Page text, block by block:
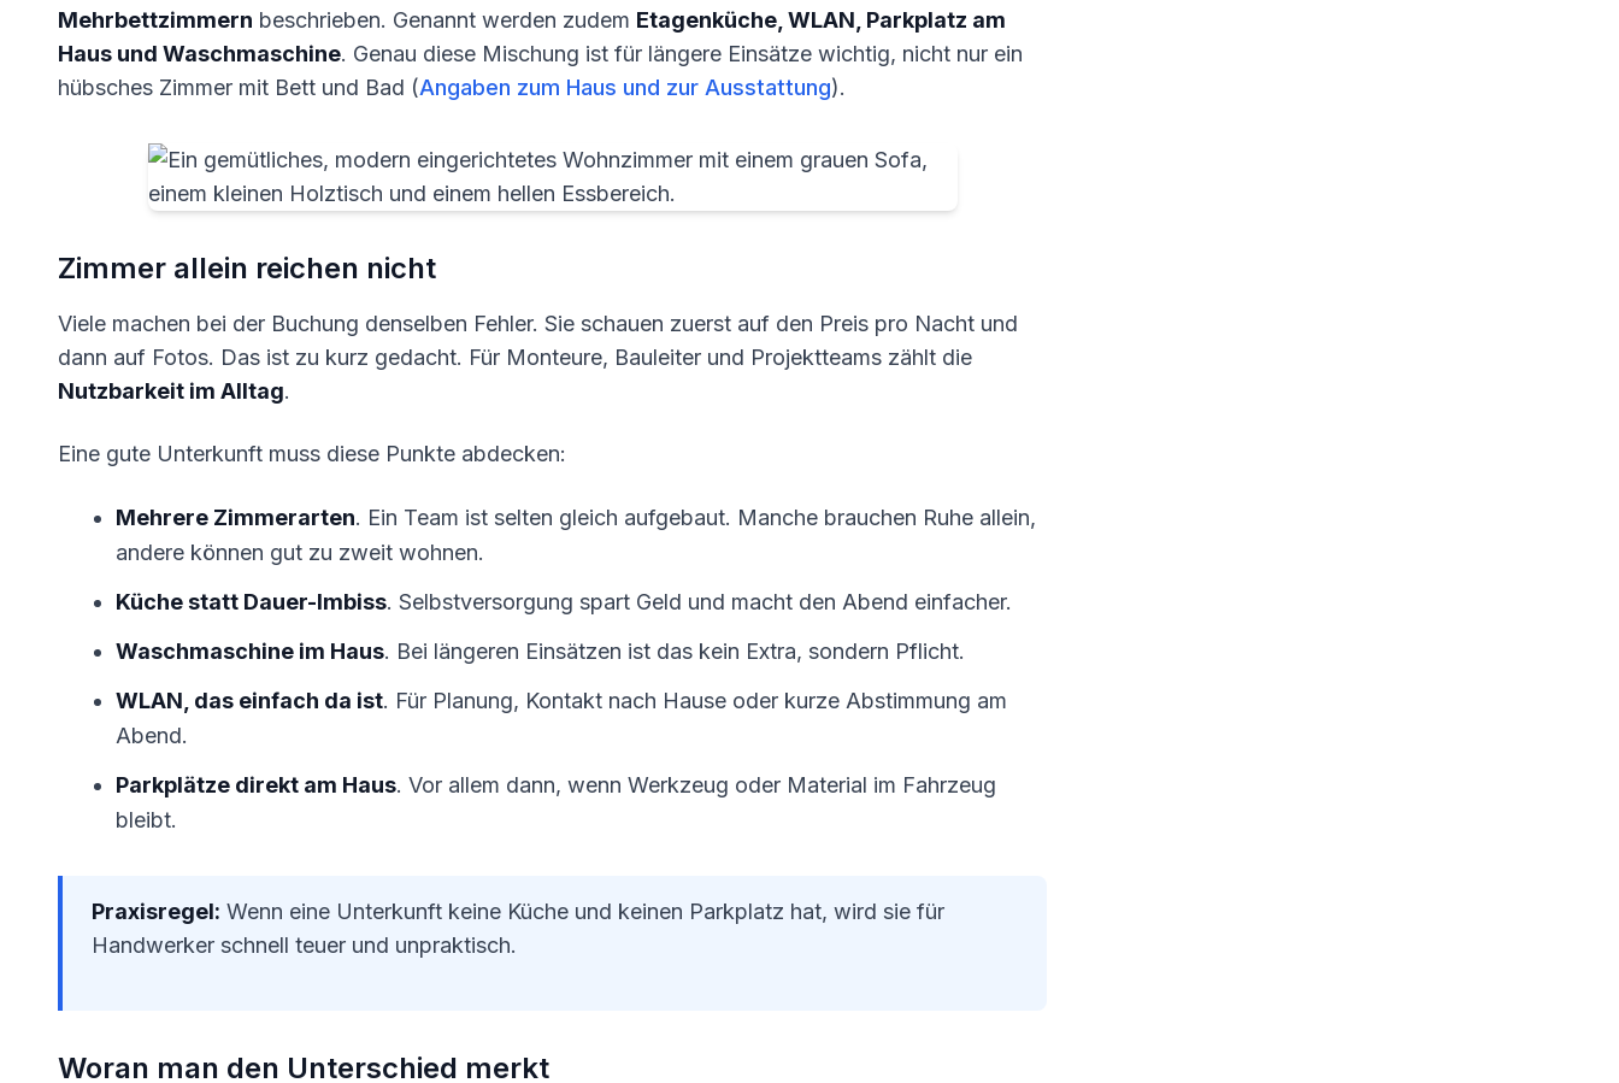
Mehrbettzimmern beschrieben. Genannt werden zudem Etagenküche, WLAN, Parkplatz am
Haus und Waschmaschine. Genau diese Mischung ist für längere Einsätze wichtig, nicht nur ein
hübsches Zimmer mit Bett und Bad (Angaben zum Haus und zur Ausstattung).
Zimmer allein reichen nicht
Viele machen bei der Buchung denselben Fehler. Sie schauen zuerst auf den Preis pro Nacht und
dann auf Fotos. Das ist zu kurz gedacht. Für Monteure, Bauleiter und Projektteams zählt die
Nutzbarkeit im Alltag.
Eine gute Unterkunft muss diese Punkte abdecken:
Mehrere Zimmerarten. Ein Team ist selten gleich aufgebaut. Manche brauchen Ruhe allein,
andere können gut zu zweit wohnen.
Küche statt Dauer-Imbiss. Selbstversorgung spart Geld und macht den Abend einfacher.
Waschmaschine im Haus. Bei längeren Einsätzen ist das kein Extra, sondern Pflicht.
WLAN, das einfach da ist. Für Planung, Kontakt nach Hause oder kurze Abstimmung am
Abend.
Parkplätze direkt am Haus. Vor allem dann, wenn Werkzeug oder Material im Fahrzeug
bleibt.
Praxisregel: Wenn eine Unterkunft keine Küche und keinen Parkplatz hat, wird sie für
Handwerker schnell teuer und unpraktisch.
Woran man den Unterschied merkt